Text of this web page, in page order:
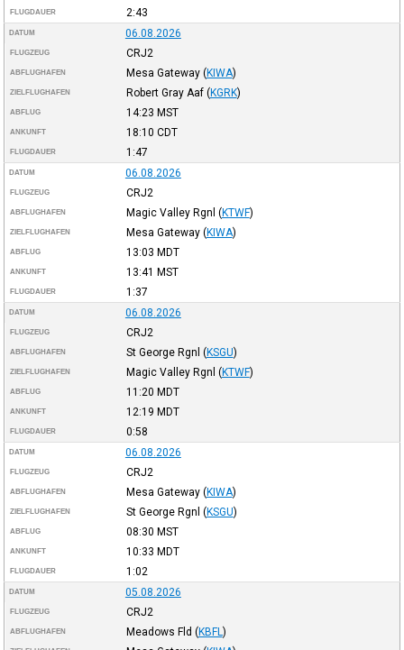
FLUGDAUER 2:43
DATUM 06.08.2026
FLUGZEUG CRJ2
ABFLUGHAFEN Mesa Gateway (KIWA)
ZIELFLUGHAFEN Robert Gray Aaf (KGRK)
ABFLUG 14:23 MST
ANKUNFT 18:10 CDT
FLUGDAUER 1:47
DATUM 06.08.2026
FLUGZEUG CRJ2
ABFLUGHAFEN Magic Valley Rgnl (KTWF)
ZIELFLUGHAFEN Mesa Gateway (KIWA)
ABFLUG 13:03 MDT
ANKUNFT 13:41 MST
FLUGDAUER 1:37
DATUM 06.08.2026
FLUGZEUG CRJ2
ABFLUGHAFEN St George Rgnl (KSGU)
ZIELFLUGHAFEN Magic Valley Rgnl (KTWF)
ABFLUG 11:20 MDT
ANKUNFT 12:19 MDT
FLUGDAUER 0:58
DATUM 06.08.2026
FLUGZEUG CRJ2
ABFLUGHAFEN Mesa Gateway (KIWA)
ZIELFLUGHAFEN St George Rgnl (KSGU)
ABFLUG 08:30 MST
ANKUNFT 10:33 MDT
FLUGDAUER 1:02
DATUM 05.08.2026
FLUGZEUG CRJ2
ABFLUGHAFEN Meadows Fld (KBFL )